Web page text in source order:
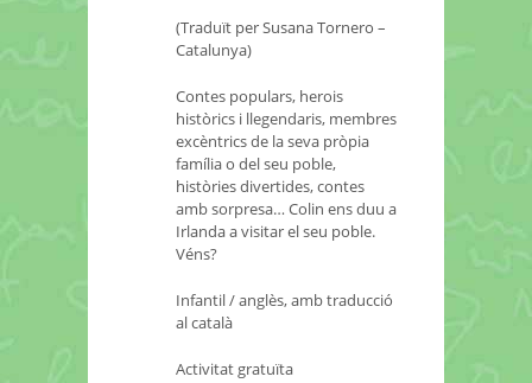
(Traduït per Susana Tornero –
Catalunya)
Contes populars, herois
històrics i llegendaris, membres
excèntrics de la seva pròpia
família o del seu poble,
històries divertides, contes
amb sorpresa… Colin ens duu a
Irlanda a visitar el seu poble.
Véns?
Infantil / anglès, amb traducció
al català
Activitat gratuïta